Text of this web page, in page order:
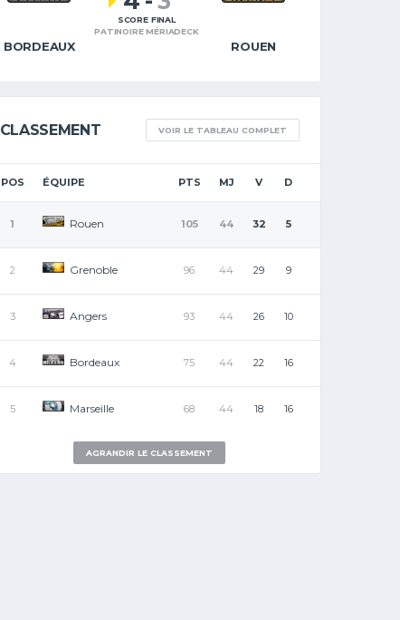
BORDEAUX ROUEN
SCORE FINAL
PATINOIRE MÉRIADECK
CLASSEMENT VOIR LE TABLEAU COMPLET
POS ÉQUIPE PTS MJ V D
1 Rouen 105 44 32 5
2 Grenoble 96 44 29 9
3 Angers 93 44 26 10
4 Bordeaux 75 44 22 16
5 Marseille 68 44 18 16
AGRANDIR LE CLASSEMENT